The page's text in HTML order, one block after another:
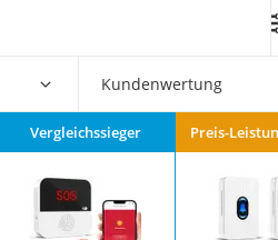
Kundenwertung
Vergleichssieger Preis-